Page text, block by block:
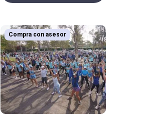
Compra con asesor